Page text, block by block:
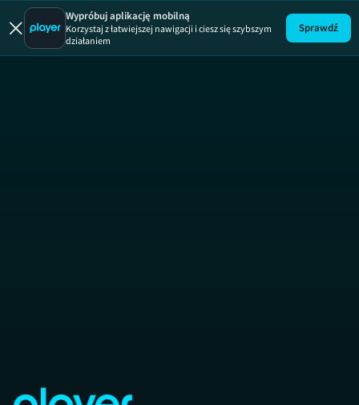
Wypróbuj aplikację mobilną
Korzystaj z łatwiejszej nawigacji i ciesz się szybszym
działaniem
Sprawdź